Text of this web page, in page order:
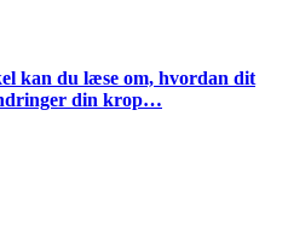
kan du læse om, hvordan dit
din krop…